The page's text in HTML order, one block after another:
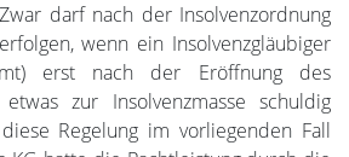
darf nach der Insolvenzordnung
wenn ein Insolvenzgläubiger
erst nach der Eröffnung des
etwas zur Insolvenzmasse schuldig
Regelung im vorliegenden Fall